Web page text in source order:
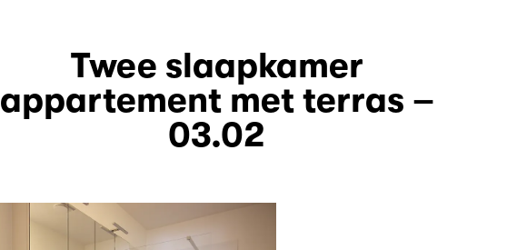
Twee slaapkamer
appartement met terras –
03.02